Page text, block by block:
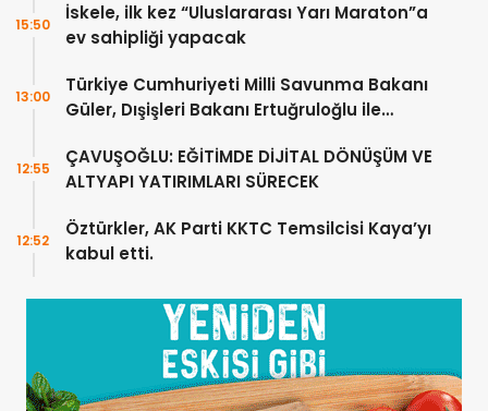
İskele, ilk kez “Uluslararası Yarı Maraton”a
ev sahipliği yapacak
15:50
Türkiye Cumhuriyeti Milli Savunma Bakanı
Güler, Dışişleri Bakanı Ertuğruloğlu ile
13:00
ÇAVUŞOĞLU: EĞİTİMDE DİJİTAL DÖNÜŞÜM VE
ALTYAPI YATIRIMLARI SÜRECEK
12:55
Öztürkler, AK Parti KKTC Temsilcisi Kaya’yı
kabul etti.
12:52